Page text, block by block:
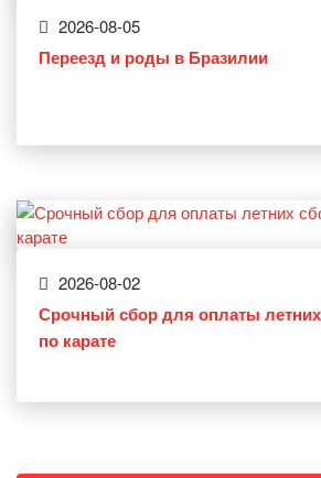
2026-08-05
Переезд и роды в Бразилии
2026-08-02
Срочный сбор для оплаты
по карате